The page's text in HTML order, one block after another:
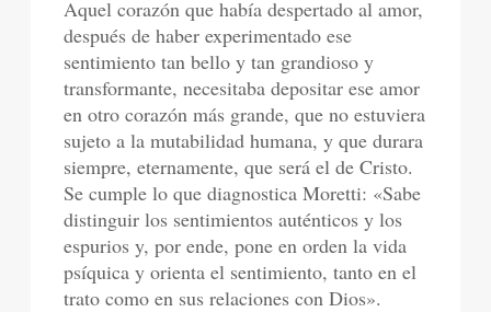
Aquel corazón que había despertado al amor,
después de haber experimentado ese
sentimiento tan bello y tan grandioso y
transformante, necesitaba depositar ese amor
en otro corazón más grande, que no estuviera
sujeto a la mutabilidad humana, y que durara
siempre, eternamente, que será el de Cristo.
Se cumple lo que diagnostica Moretti: «Sabe
distinguir los sentimientos auténticos y los
espurios y, por ende, pone en orden la vida
psíquica y orienta el sentimiento, tanto en el
trato como en sus relaciones con Dios».